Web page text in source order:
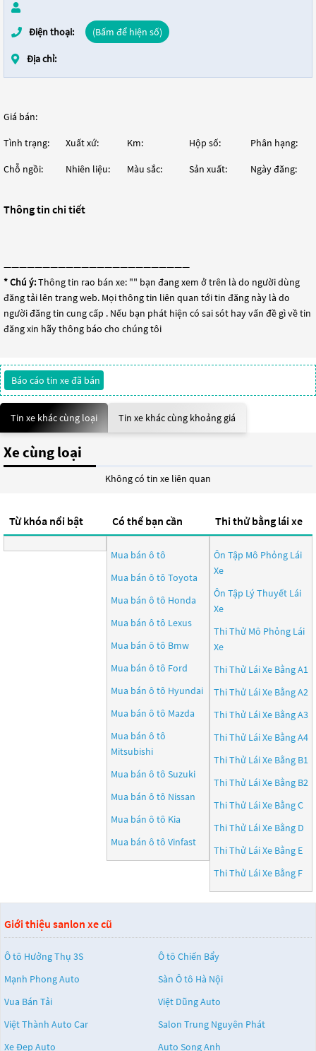
Điện thoại: (Bấm để hiện số)
Địa chỉ:
Giá bán:
Tình trạng: Xuất xứ: Km: Hộp số: Phân hạng:
Chỗ ngồi: Nhiên liệu: Màu sắc: Sản xuất: Ngày đăng:
Thông tin chi tiết
————————————————————————
* Chú ý:Thông tin rao bán xe: "" bạn đang xem ở trên là do người dùng
đăng tải lên trang web. Mọi thông tin liên quan tới tin đăng này là do
người đăng tin cung cấp . Nếu bạn phát hiện có sai sót hay vấn đề gì về tin
đăng xin hãy thông báo cho chúng tôi
Báo cáo tin xe đã bán
Tin xe khác cùng loại Tin xe khác cùng khoảng giá
Xe cùng loại
Không có tin xe liên quan
Từ khóa nổi bật Có thể bạn cần
Mua bán ô tô
Mua bán ô tô Toyota
Mua bán ô tô Honda
Mua bán ô tô Lexus
Mua bán ô tô Bmw
Mua bán ô tô Ford
Mua bán ô tô Hyundai
Mua bán ô tô Mazda
Mua bán ô tô
Mitsubishi
Mua bán ô tô Suzuki
Mua bán ô tô Nissan
Mua bán ô tô Kia
Mua bán ô tô Vinfast
Thi thử bằng lái xe
Ôn Tập Mô Phỏng Lái
Xe
Ôn Tập Lý Thuyết Lái
Xe
Thi Thử Mô Phỏng Lái
Xe
Thi Thử Lái Xe Bằng A1
Thi Thử Lái Xe Bằng A2
Thi Thử Lái Xe Bằng A3
Thi Thử Lái Xe Bằng A4
Thi Thử Lái Xe Bằng B1
Thi Thử Lái Xe Bằng B2
Thi Thử Lái Xe Bằng C
Thi Thử Lái Xe Bằng D
Thi Thử Lái Xe Bằng E
Thi Thử Lái Xe Bằng F
Giới thiệu sanlon xe cũ
Ô tô Hưởng Thụ 3S
Ô tô Chiến Bẩy
Mạnh Phong Auto
Sàn Ô tô Hà Nội
Vua Bán Tải
Việt Dũng Auto
Việt Thành Auto Car
Salon Trung Nguyên Phát
Xe Đẹp Auto
Auto Song Anh